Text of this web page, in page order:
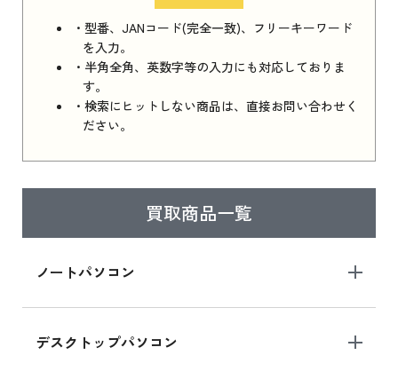
・型番、JANコード(完全一致)、フリーキーワード
を入力。
・半角全角、英数字等の入力にも対応しておりま
す。
・検索にヒットしない商品は、直接お問い合わせく
ださい。
買取商品一覧
ノートパソコン
デスクトップパソコン
iPhone 16e シリーズ 2025 新品買取価格はこち
ら
iPad 11インチ 2025年春モデル
はこちら
ら
iPad mini シリーズ 2024